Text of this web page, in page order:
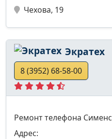
Чехова, 19
Экратех
8 (3952) 68-58-00
Ремонт телефона Сименс
Адрес: